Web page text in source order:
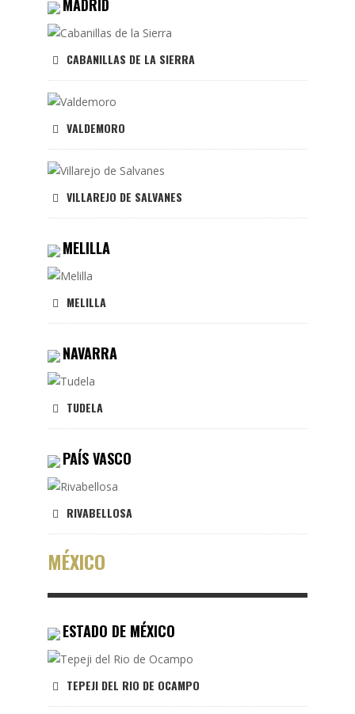
MADRID
CABANILLAS DE LA SIERRA
VALDEMORO
VILLAREJO DE SALVANES
MELILLA
MELILLA
NAVARRA
TUDELA
PAÍS VASCO
RIVABELLOSA
MÉXICO
ESTADO DE MÉXICO
TEPEJI DEL RIO DE OCAMPO